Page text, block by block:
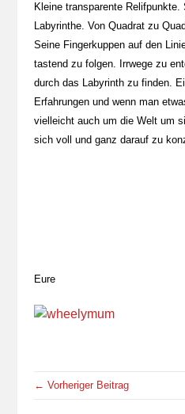
Kleine transparente Relifpunkte.
Labyrinthe. Von Quadrat zu
Seine Fingerkuppen auf den
tastend zu folgen. Irrwege zu
durch das Labyrinth zu finden.
Erfahrungen und wenn man
vielleicht auch um die Welt um
sich voll und ganz darauf zu
Eure
← Vorheriger Beitrag